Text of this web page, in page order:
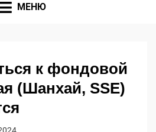
МЕНЮ
к фондовой
(Шанхай, SSE)